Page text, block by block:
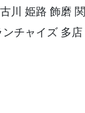
川 姫路 飾磨 関
チャイズ 多店